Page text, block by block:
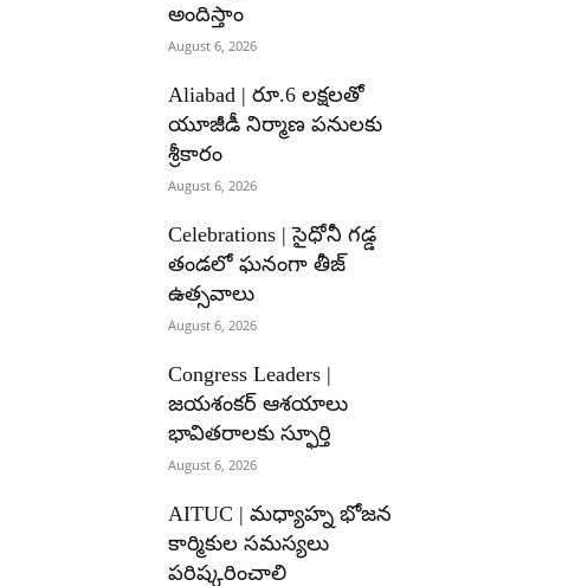
అందిస్తాం
August 6, 2026
Aliabad | రూ.6 లక్షలతో
యూజీడీ నిర్మాణ పనులకు
శ్రీకారం
August 6, 2026
Celebrations | సైధోనీ గడ్డ
తండలో ఘనంగా తీజ్
ఉత్సవాలు
August 6, 2026
Congress Leaders |
జయశంకర్ ఆశయాలు
భావితరాలకు స్ఫూర్తి
August 6, 2026
AITUC | మధ్యాహ్న భోజన
కార్మికుల సమస్యలు
పరిష్కరించాలి